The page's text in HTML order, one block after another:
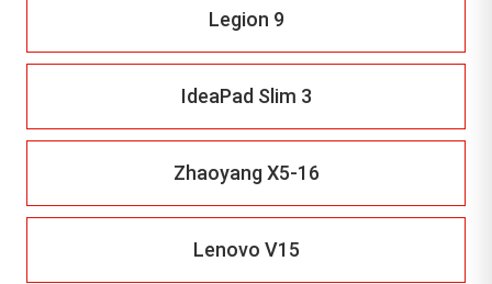
Legion 9
IdeaPad Slim 3
Zhaoyang X5-16
Lenovo V15